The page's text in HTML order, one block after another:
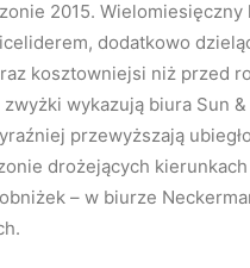
2015.
dodatkowo
kosztowniejsi niż przed
wykazują biura Sun &
przewyższają
drożejących
– w biurze